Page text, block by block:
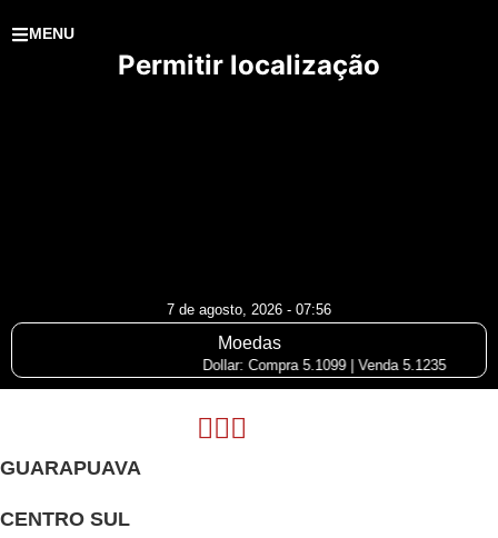
MENU
Permitir localização
7 de agosto, 2026 - 07:56
Moedas
Dollar: Compra 5.1099 | Venda 5.1235
GUARAPUAVA
CENTRO SUL